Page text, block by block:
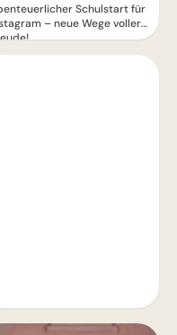
Schulstart für
– neue Wege voller